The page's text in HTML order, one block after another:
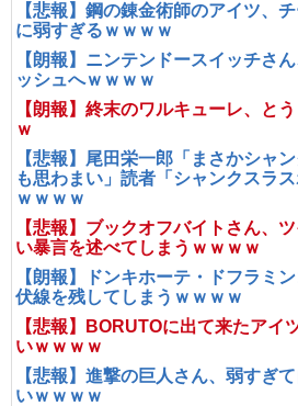
【悲報】鋼の錬金術師のアイツ、
に弱すぎるｗｗｗｗ
【朗報】ニンテンドースイッチさ
ッシュへｗｗｗｗ
【朗報】終末のワルキューレ、と
ｗ
【悲報】尾田栄一郎「まさかシャ
も思わまい」読者「シャンクスラ
ｗｗｗｗ
【悲報】ブックオフバイトさん、
い暴言を述べてしまうｗｗｗｗ
【朗報】ドンキホーテ・ドフラミ
伏線を残してしまうｗｗｗｗ
【悲報】BORUTOに出て来たアイ
いｗｗｗｗ
【悲報】進撃の巨人さん、弱すぎ
いｗｗｗｗ